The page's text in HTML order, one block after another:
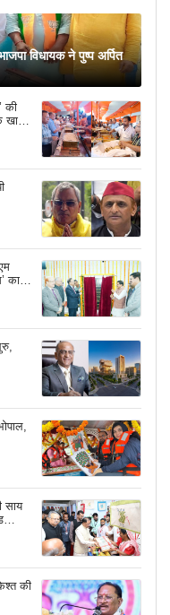
विधायक ने पुष्प अर्पित
की
का
साय
की